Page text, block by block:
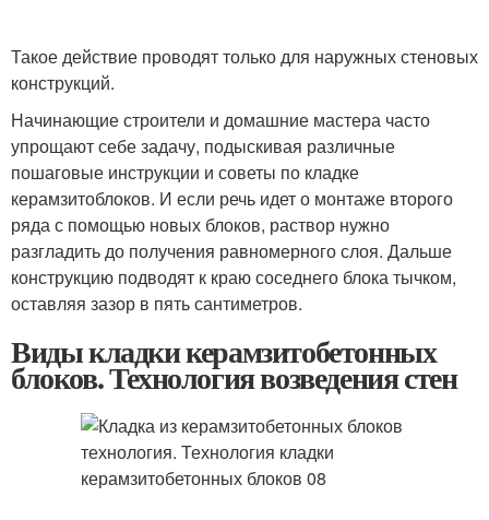
Такое действие проводят только для наружных стеновых
конструкций.
Начинающие строители и домашние мастера часто
упрощают себе задачу, подыскивая различные
пошаговые инструкции и советы по кладке
керамзитоблоков. И если речь идет о монтаже второго
ряда с помощью новых блоков, раствор нужно
разгладить до получения равномерного слоя. Дальше
конструкцию подводят к краю соседнего блока тычком,
оставляя зазор в пять сантиметров.
Виды кладки керамзитобетонных
блоков. Технология возведения стен